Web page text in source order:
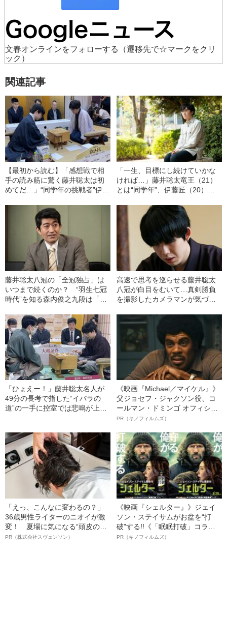
文春オンラインをフォローする
（遷移先で☆マークをクリ
ック）
関連記事
【最初から読む】「感想戦で相
手の読み筋に驚く藤井聡太は初
めてだ…」“同学年の挑戦者”伊藤
「一生、目標にし続けていかな
ければ…」藤井聡太竜王（21）
とは“同学年”、伊藤匠（20）が
で
藤井聡太八冠の「全冠独占」は
いつまで続くのか？ “羽生七冠
時代”を知る森内俊之九段は「先
高速で思考を巡らせる藤井聡太
八冠が白目をむいて…真剣勝負
を撮影したカメラマンが気づい
「ひょえー！」藤井聡太名人が
49分の長考で指した“イバラの
道”の一手に控室では悲鳴が上が
《映画『Michael／マイケル』》
父ジョセフ・ジャクソン役、コ
ールマン・ドミンゴ オフィシャ
ルインタビュー“観客を魅了した
語る”《日本興収70億円突破》
PR（キノフィルムズ）
「えっ、こんなに変わるの？」
36歳男性ライターのニオイが激
変！ 夏場に気になる“頭皮のニ
オイ”や“ベタつき”を解消す
PR（株式会社スヴェンソン）
《映画『シェルター』》ジェイ
ソン・ステイサムがお盆を“打
破”する!!《「眠眠打破」コラ
ボ》
PR（キノフィルムズ）